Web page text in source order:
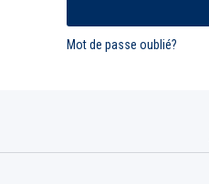
Mot de passe oublié?